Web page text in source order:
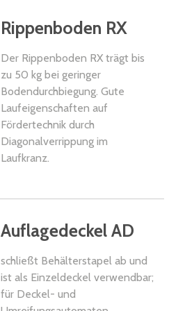
Rippenboden RX
Der Rippenboden RX trägt bis
zu 50 kg bei geringer
Bodendurchbiegung. Gute
Laufeigenschaften auf
Fördertechnik durch
Diagonalverrippung im
Laufkranz.
Auflagedeckel AD
schließt Behälterstapel ab und
ist als Einzeldeckel verwendbar;
für Deckel- und